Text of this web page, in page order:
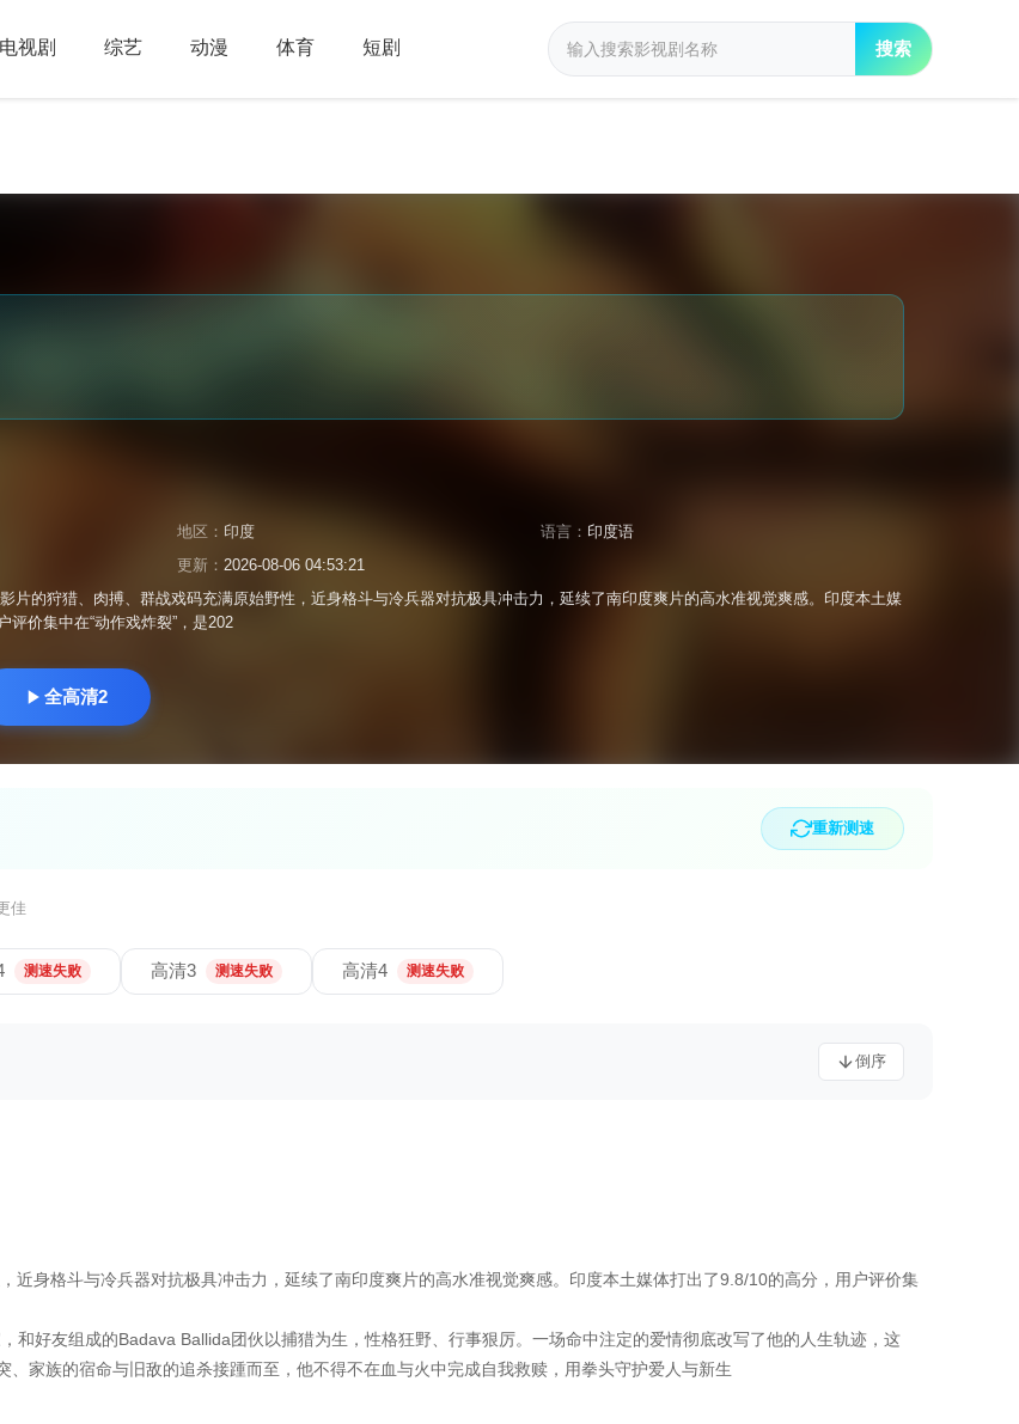
电视剧 综艺 动漫 体育 短剧 搜索
地区： 印度 语言： 印度语
更新： 2026-08-06 04:53:21
片的狩猎、肉搏、群战戏码充满原始野性，近身格斗与冷兵器对抗极具冲击力，延续了南印度爽片的高水准视觉爽感。印度本土媒
评价集中在“动作戏炸裂”，是202
全高清2
重新测速
佳
测速失败 高清3 测速失败 高清4 测速失败
倒序
近身格斗与冷兵器对抗极具冲击力，延续了南印度爽片的高水准视觉爽感。印度本土媒体打出了9.8/10的高分，用户评价集
和好友组成的Badava Ballida团伙以捕猎为生，性格狂野、行事狠厉。一场命中注定的爱情彻底改写了他的人生轨迹，这
家族的宿命与旧敌的追杀接踵而至，他不得不在血与火中完成自我救赎，用拳头守护爱人与新生